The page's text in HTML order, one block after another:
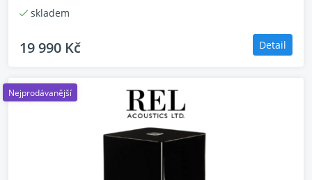
skladem
19 990 Kč Detail
Nejprodávanější